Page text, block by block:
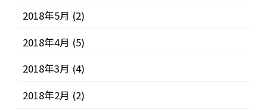
2018年5月 (2)
2018年4月 (5)
2018年3月 (4)
2018年2月 (2)